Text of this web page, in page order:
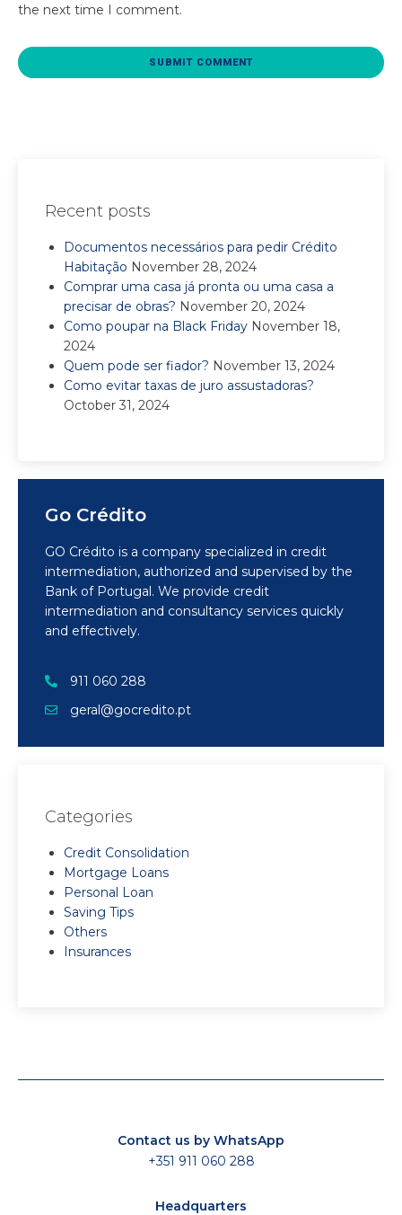
the next time I comment.
Recent posts
Documentos necessários para pedir Crédito
Habitação November 28, 2024
Comprar uma casa já pronta ou uma casa a
precisar de obras? November 20, 2024
Como poupar na Black Friday November 18,
2024
Quem pode ser fiador? November 13, 2024
Como evitar taxas de juro assustadoras?
October 31, 2024
Go Crédito
GO Crédito is a company specialized in credit
intermediation, authorized and supervised by the
Bank of Portugal. We provide credit
intermediation and consultancy services quickly
and effectively.
911 060 288
geral@gocredito.pt
Categories
Credit Consolidation
Mortgage Loans
Personal Loan
Saving Tips
Others
Insurances
Contact us by WhatsApp
+351 911 060 288
Headquarters